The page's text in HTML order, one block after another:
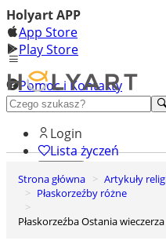
Holyart APP
App Store
Play Store
Pomoc i Kontakty
+48 222 922 860
Odkryj
Login
Lista życzeń
0
Koszyk
Strona główna Artykuły
Płaskorzeźby różne
Płaskorzeźba Ostania